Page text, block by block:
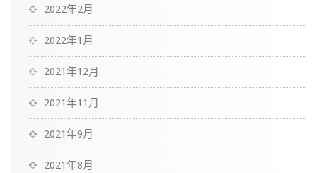
2022年2月
2022年1月
2021年12月
2021年11月
2021年9月
2021年8月